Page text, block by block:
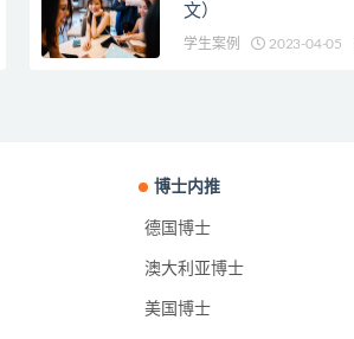
文）
学生案例 2023-04-05
博士内推
德国博士
澳大利亚博士
美国博士